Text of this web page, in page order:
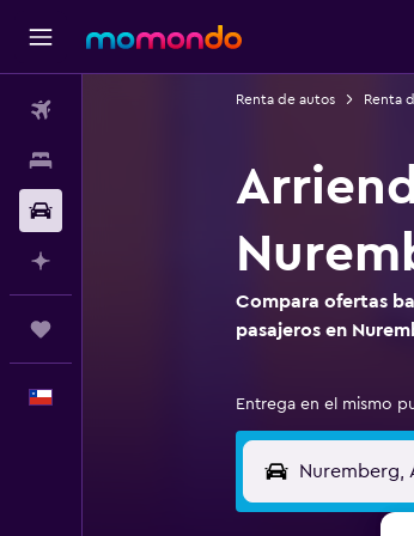
Renta de autos Renta
Compara ofertas
pasajeros en
Entrega en el mismo